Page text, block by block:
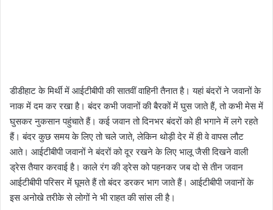
डीडीहाट के मिर्थी में आईटीबीपी की सातवीं वाहिनी तैनात है। यहां बंदरों ने जवानों के
नाक में दम कर रखा है। बंदर कभी जवानों की बैरकों में घुस जाते हैं, तो कभी मेस में
घुसकर नुकसान पहुंचाते हैं। कई जवान तो दिनभर बंदरों को ही भगाने में लगे रहते
हैं। बंदर कुछ समय के लिए तो चले जाते, लेकिन थोड़ी देर में ही वे वापस लौट
आते। आईटीबीपी जवानों ने बंदरों को दूर रखने के लिए भालू जैसी दिखने वाली
ड्रेस तैयार करवाई है। काले रंग की ड्रेस को पहनकर जब दो से तीन जवान
आईटीबीपी परिसर में घूमते हैं तो बंदर डरकर भाग जाते हैं। आईटीबीपी जवानों के
इस अनोखे तरीके से लोगों ने भी राहत की सांस ली है।